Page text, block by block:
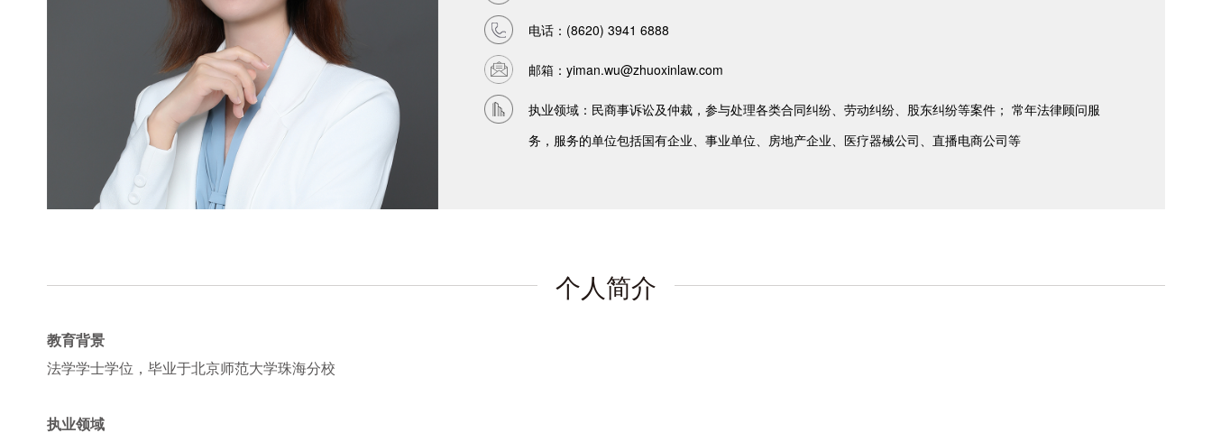
电话： (8620) 3941 6888
邮箱： yiman.wu@zhuoxinlaw.com
执业领域：民商事诉讼及仲裁，参与处理各类合同纠纷、劳动纠纷、股东纠纷等案件； 常年法律顾问服
务，服务的单位包括国有企业、事业单位、房地产企业、医疗器械公司、直播电商公司等
个人简介
教育背景
法学学士学位，毕业于北京师范大学珠海分校
执业领域